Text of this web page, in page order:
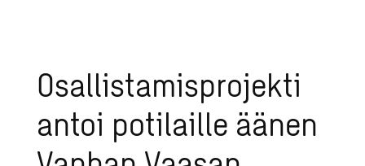
Osallistamisprojekti
antoi potilaille äänen